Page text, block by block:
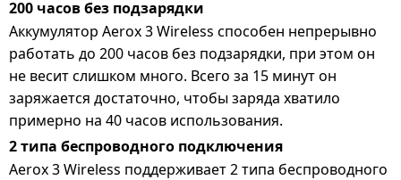
200 часов без подзарядки
Аккумулятор Aerox 3 Wireless способен непрерывно
работать до 200 часов без подзарядки, при этом он
не весит слишком много. Всего за 15 минут он
заряжается достаточно, чтобы заряда хватило
примерно на 40 часов использования.
2 типа беспроводного подключения
Aerox 3 Wireless поддерживает 2 типа беспроводного